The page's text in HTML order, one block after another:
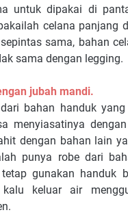
untuk dipakai di
celana panjang
sama, bahan
sama dengan legging.
jubah mandi.
bahan handuk yang
menyiasatinya
dengan bahan lain
punya robe dari
gunakan handuk
keluar air